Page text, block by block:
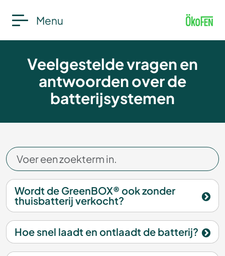
Menu
Veelgestelde vragen en
antwoorden over de
batterijsystemen
Wordt de GreenBOX® ook zonder
thuisbatterij verkocht?
Hoe snel laadt en ontlaadt de batterij?